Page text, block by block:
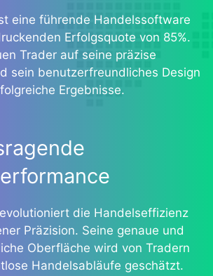
eine führende Handelssoftware
Erfolgsquote von 85%.
Trader auf seine präzise
sein benutzerfreundliches Design
Ergebnisse.
die Handelseffizienz
Präzision. Seine genaue und
Oberfläche wird von Tradern
Handelsabläufe geschätzt.